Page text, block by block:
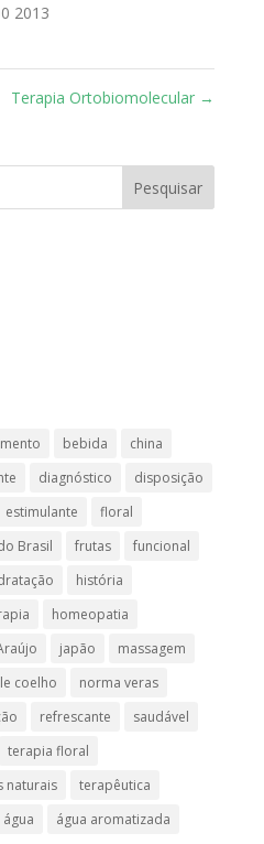
2013
Terapia Ortobiomolecular →
bebida
china
diagnóstico
disposição
estimulante
floral
Brasil frutas
funcional
história
homeopatia
japão
massagem
coelho
norma veras
refrescante
saudável
terapia floral
naturais
terapêutica
água
água aromatizada